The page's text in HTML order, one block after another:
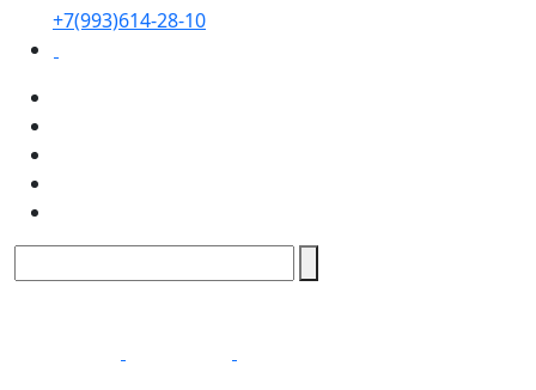
+7(993)614-28-10